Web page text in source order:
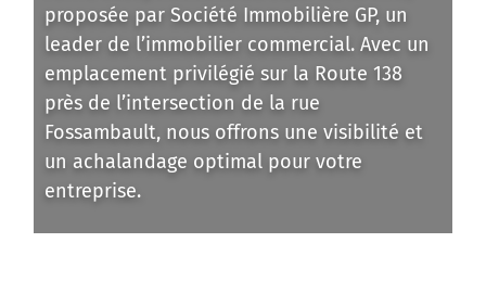
proposée par Société Immobilière GP, un
leader de l’immobilier commercial. Avec un
emplacement privilégié sur la Route 138
près de l’intersection de la rue
Fossambault, nous offrons une visibilité et
un achalandage optimal pour votre
entreprise.